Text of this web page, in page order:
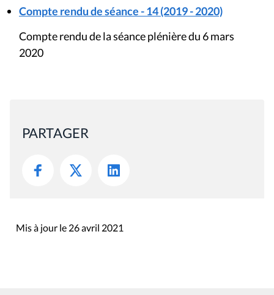
Compte rendu de séance - 14 (2019 - 2020)
Compte rendu de la séance plénière du 6 mars
2020
PARTAGER
Mis à jour le 26 avril 2021